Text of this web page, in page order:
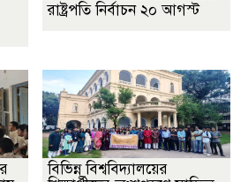
রাষ্ট্রপতি নির্বাচন ২০ আগস্ট
বিভিন্ন বিশ্ববিদ্যালয়ের